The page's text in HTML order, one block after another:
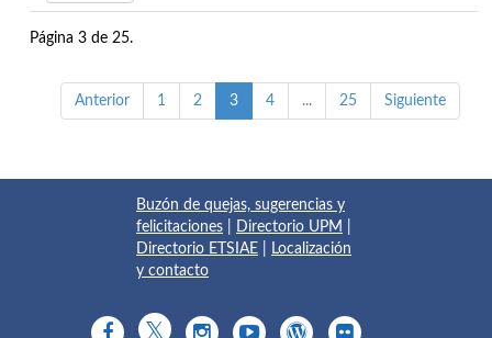
Página 3 de 25.
Anterior 1 2 3 4 ... 25 Siguiente
Buzón de quejas, sugerencias y
felicitaciones
Directorio UPM
Directorio ETSIAE
Localización
y contacto